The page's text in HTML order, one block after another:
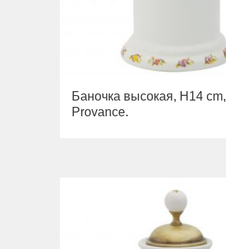
Баночка высокая, H14 cm,
Provance.